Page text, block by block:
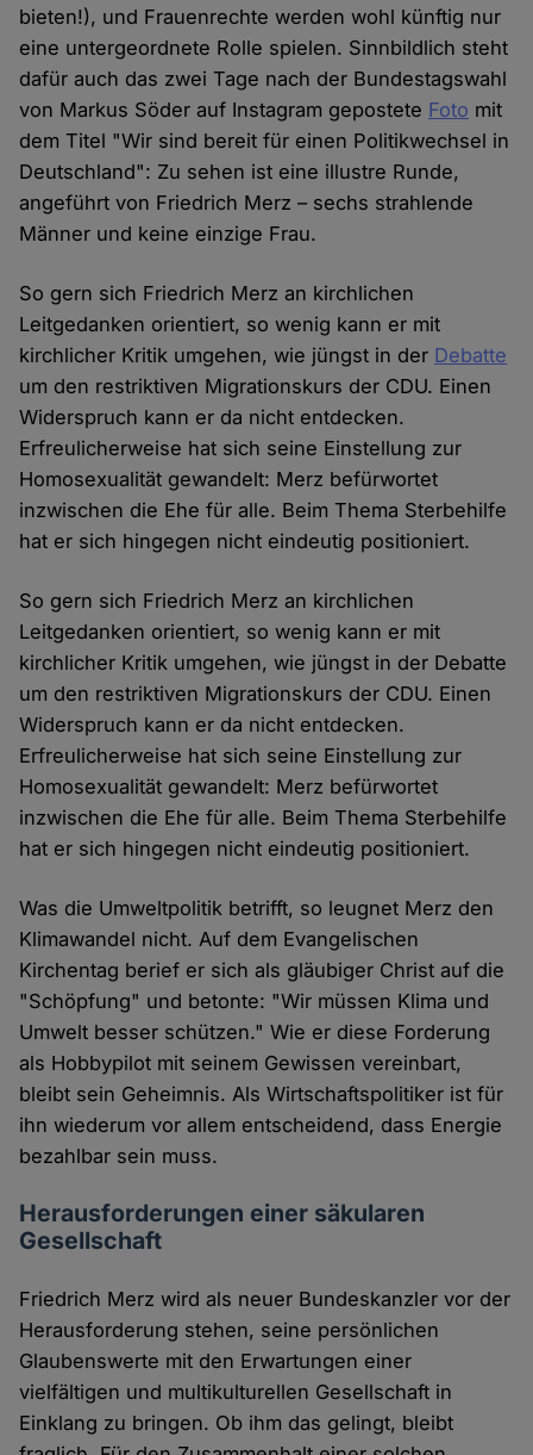
bieten!), und Frauenrechte werden wohl künftig nur
eine untergeordnete Rolle spielen. Sinnbildlich steht
dafür auch das zwei Tage nach der Bundestagswahl
von Markus Söder auf Instagram gepostete Foto mit
dem Titel "Wir sind bereit für einen Politikwechsel in
Deutschland": Zu sehen ist eine illustre Runde,
angeführt von Friedrich Merz – sechs strahlende
Männer und keine einzige Frau.
So gern sich Friedrich Merz an kirchlichen
Leitgedanken orientiert, so wenig kann er mit
kirchlicher Kritik umgehen, wie jüngst in der Debatte
um den restriktiven Migrationskurs der CDU. Einen
Widerspruch kann er da nicht entdecken.
Erfreulicherweise hat sich seine Einstellung zur
Homosexualität gewandelt: Merz befürwortet
inzwischen die Ehe für alle. Beim Thema Sterbehilfe
hat er sich hingegen nicht eindeutig positioniert.
So gern sich Friedrich Merz an kirchlichen
Leitgedanken orientiert, so wenig kann er mit
kirchlicher Kritik umgehen, wie jüngst in der Debatte
um den restriktiven Migrationskurs der CDU. Einen
Widerspruch kann er da nicht entdecken.
Erfreulicherweise hat sich seine Einstellung zur
Homosexualität gewandelt: Merz befürwortet
inzwischen die Ehe für alle. Beim Thema Sterbehilfe
hat er sich hingegen nicht eindeutig positioniert.
Was die Umweltpolitik betrifft, so leugnet Merz den
Klimawandel nicht. Auf dem Evangelischen
Kirchentag berief er sich als gläubiger Christ auf die
"Schöpfung" und betonte: "Wir müssen Klima und
Umwelt besser schützen." Wie er diese Forderung
als Hobbypilot mit seinem Gewissen vereinbart,
bleibt sein Geheimnis. Als Wirtschaftspolitiker ist für
ihn wiederum vor allem entscheidend, dass Energie
bezahlbar sein muss.
Herausforderungen einer säkularen
Gesellschaft
Friedrich Merz wird als neuer Bundeskanzler vor der
Herausforderung stehen, seine persönlichen
Glaubenswerte mit den Erwartungen einer
vielfältigen und multikulturellen Gesellschaft in
Einklang zu bringen. Ob ihm das gelingt, bleibt